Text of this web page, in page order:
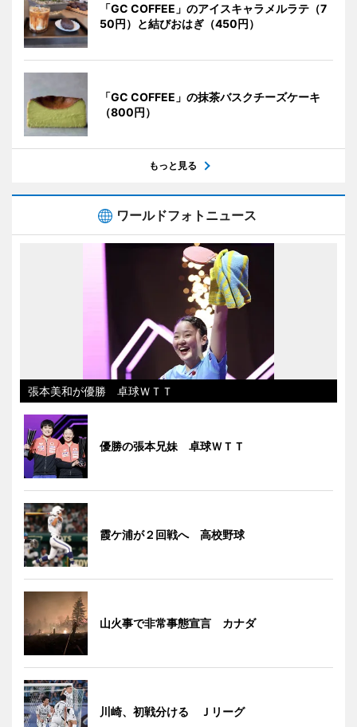
「GC COFFEE」のアイスキャラメルラテ（7
50円）と結びおはぎ（450円）
「GC COFFEE」の抹茶バスクチーズケーキ
（800円）
もっと見る
ワールドフォトニュース
張本美和が優勝 卓球ＷＴＴ
優勝の張本兄妹 卓球ＷＴＴ
霞ケ浦が２回戦へ 高校野球
山火事で非常事態宣言 カナダ
川崎、初戦分ける Ｊリーグ